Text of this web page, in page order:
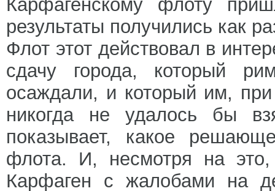
Карфагенскому флоту
результаты получились как
Флот этот действовал в
сдачу города, который
осаждали, и который им,
никогда не удалось бы
показывает, какое
флота. И, несмотря на
Карфаген с жалобами на